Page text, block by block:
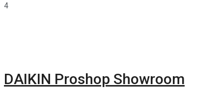
4
DAIKIN Proshop Showroom